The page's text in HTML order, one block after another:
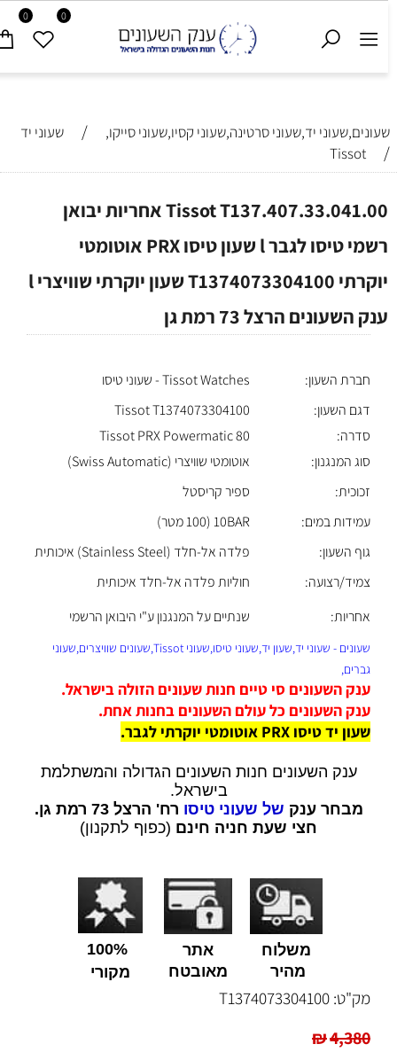
0 0
שעונים,שעוני יד,שעוני סרטינה,שעוני קסיו,שעוני סייקו, / שעוני יד
/
Tissot
Tissot T137.407.33.041.00 אחריות יבואן
רשמי טיסו לגבר l שעון טיסו PRX אוטומטי
יוקרתי T1374073304100 שעון יוקרתי שוויצרי l
ענק השעונים הרצל 73 רמת גן
חברת השעון:
Tissot Watches - שעוני טיסו
דגם השעון:
Tissot T1374073304100
סדרה:
Tissot PRX Powermatic 80
סוג המנגנון:
אוטומטי שוויצרי (Swiss Automatic)
זכוכית:
ספיר קריסטל
עמידות במים:
10BAR (100 מטר)
גוף השעון:
פלדה אל-חלד (Stainless Steel) איכותית
צמיד/רצועה:
חוליות פלדה אל-חלד איכותית
אחריות:
שנתיים על המנגנון ע"י היבואן הרשמי
שעונים - שעוני יד,שעון יד,שעוני טיסו,שעוני Tissot,שעונים שוויצרים,שעוני
גברים,
ענק השעונים סי טיים חנות שעונים הזולה בישראל.
ענק השעונים כל עולם השעונים בחנות אחת.
שעון יד טיסו PRX אוטומטי יוקרתי לגבר
.
ענק השעונים חנות השעונים הגדולה והמשתלמת
בישראל.
מבחר ענק של שעוני טיסורח' הרצל 73 רמת גן.
חצי שעת חניה חינם (כפוף לתקנון)
משלוח
מהיר
אתר
מאובטח
100%
מקורי
מק"ט: T1374073304100
₪4,380